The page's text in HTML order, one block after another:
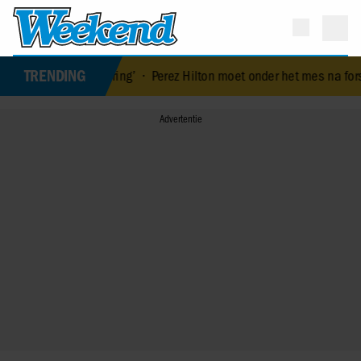
TRENDING
ervaring’ •Perez Hilton moet onder het mes na fors